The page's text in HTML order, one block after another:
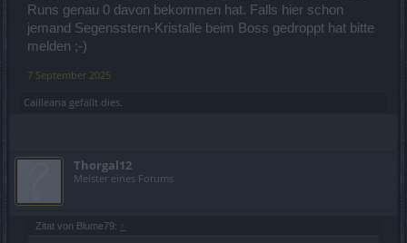
Runs genau 0 davon bekommen hat. Falls hier schon
jemand Segensstern-Kristalle beim Boss gedroppt hat bitte
melden ;-)
7 September 2025
Cailleana gefällt dies.
Thorgal12
Meister eines Forums
Zitat von Blume79: ↑